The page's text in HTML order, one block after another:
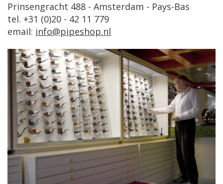
Prinsengracht 488 - Amsterdam - Pays-Bas
tel. +31 (0)20 - 42 11 779
email: info@pipeshop.nl